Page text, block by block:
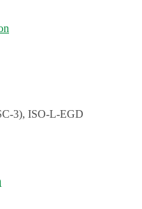
3), ISO-L-EGD